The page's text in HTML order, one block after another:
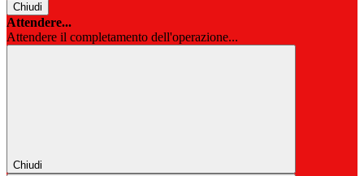
Chiudi
Attendere...
Attendere il completamento dell'operazione...
Chiudi